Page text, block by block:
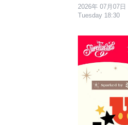
2026年 07月07日
Tuesday 18:30